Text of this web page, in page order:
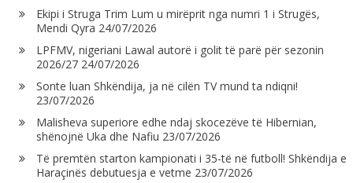
Ekipi i Struga Trim Lum u mirëprit nga numri 1 i Strugës,
Mendi Qyra 24/07/2026
LPFMV, nigeriani Lawal autorë i golit të parë për sezonin
2026/27 24/07/2026
Sonte luan Shkëndija, ja në cilën TV mund ta ndiqni!
23/07/2026
Malisheva superiore edhe ndaj skocezëve të Hibernian,
shënojnë Uka dhe Nafiu 23/07/2026
Të premtën starton kampionati i 35-të në futboll! Shkëndija e
Haraçinës debutuesja e vetme 23/07/2026